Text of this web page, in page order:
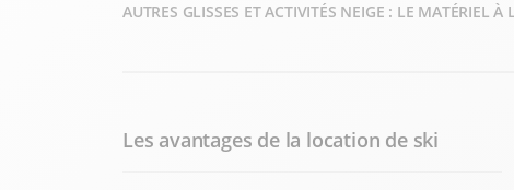
AUTRES GLISSES ET ACTIVITÉS NEIGE : LE MATÉRIEL À
Les avantages de la location de ski